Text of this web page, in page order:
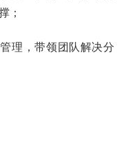
；
理，带领团队解决分